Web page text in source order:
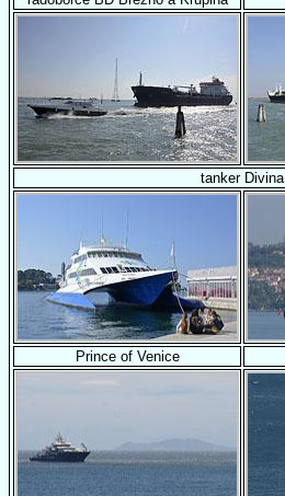
tanker Divina
Prince of Venice